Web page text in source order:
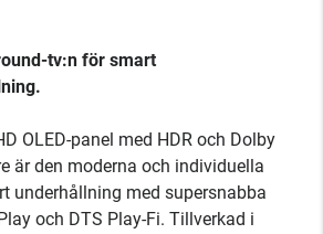
tv:n för smart
OLED-panel med HDR och Dolby
är den moderna och individuella
underhållning med supersnabba
och DTS Play-Fi. Tillverkad i